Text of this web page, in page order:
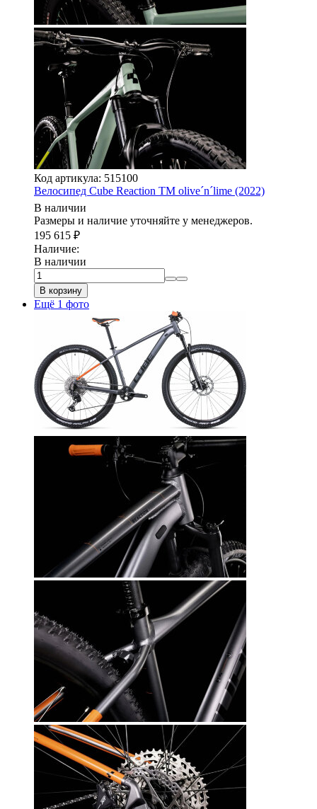
Код артикула: 515100
Велосипед Cube Reaction TM olive´n´lime (2022)
В наличии
Размеры и наличие уточняйте у менеджеров.
195 615 ₽
Наличие:
В наличии
В корзину
Ещё 1 фото